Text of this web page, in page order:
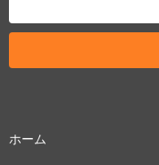
ホーム